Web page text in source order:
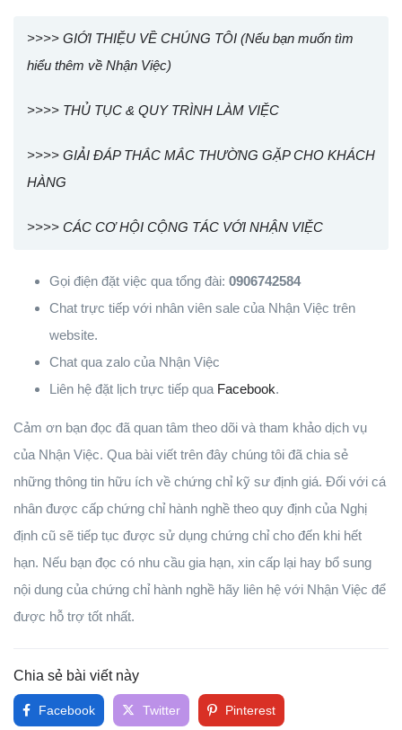
>>>> GIỚI THIỆU VỀ CHÚNG TÔI (Nếu bạn muốn tìm
hiểu thêm về Nhận Việc)
>>>> THỦ TỤC & QUY TRÌNH LÀM VIỆC
>>>> GIẢI ĐÁP THẮC MẮC THƯỜNG GẶP CHO KHÁCH
HÀNG
>>>> CÁC CƠ HỘI CỘNG TÁC VỚI NHẬN VIỆC
Gọi điện đặt việc qua tổng đài: 0906742584
Chat trực tiếp với nhân viên sale của Nhận Việc trên
website.
Chat qua zalo của Nhận Việc
Liên hệ đặt lịch trực tiếp qua Facebook.
Cảm ơn bạn đọc đã quan tâm theo dõi và tham khảo dịch vụ
của Nhận Việc. Qua bài viết trên đây chúng tôi đã chia sẻ
những thông tin hữu ích về chứng chỉ kỹ sư định giá. Đối với cá
nhân được cấp chứng chỉ hành nghề theo quy định của Nghị
định cũ sẽ tiếp tục được sử dụng chứng chỉ cho đến khi hết
hạn. Nếu bạn đọc có nhu cầu gia hạn, xin cấp lại hay bổ sung
nội dung của chứng chỉ hành nghề hãy liên hệ với Nhận Việc để
được hỗ trợ tốt nhất.
Chia sẻ bài viết này
Facebook Twitter Pinterest